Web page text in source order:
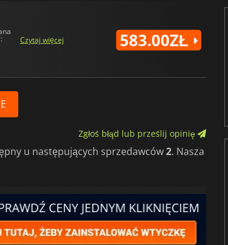
Czytaj więcej 583.00ZŁ
Zgłoś błąd lub prześlij opinię
u następujących sprzedawców2. Nasza